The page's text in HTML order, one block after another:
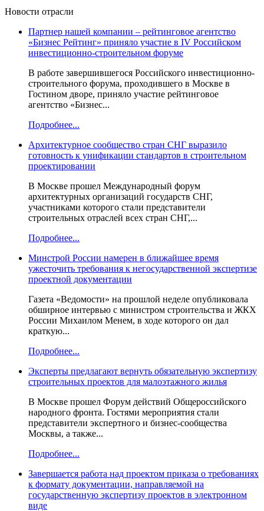
Новости отрасли
Партнер нашей компании – рейтинговое агентство
«Бизнес Рейтинг» приняло участие в IV Российском
инвестиционно-строительном форуме
В работе завершившегося Российского инвестиционно-
строительного форума, проходившего в Москве в
Гостином дворе, приняло участие рейтинговое
агентство «Бизнес...
Подробнее...
Архитектурное сообщество стран СНГ выразило
готовность к унификации стандартов в строительном
проектировании
В Москве прошел Международный форум
архитектурных организаций государств СНГ,
участниками которого стали представители
строительных отраслей всех стран СНГ,...
Подробнее...
Минстрой России намерен в ближайшее время
ужесточить требования к негосударственной экспертизе
проектной документации
Газета «Ведомости» на прошлой неделе опубликовала
обширное интервью с министром строительства и ЖКХ
России Михаилом Менем, в ходе которого он дал
краткую...
Подробнее...
Эксперты предлагают вернуть обязательную экспертизу
строительных проектов для малоэтажного жилья
В Москве прошел Форум действий Общероссийского
народного фронта. Гостями мероприятия стали
представители экспертного и бизнес-сообщества
Москвы, а также...
Подробнее...
Завершается работа над проектом приказа о требованиях
к формату документации, направляемой на
государственную экспертизу проектов в электронном
виде